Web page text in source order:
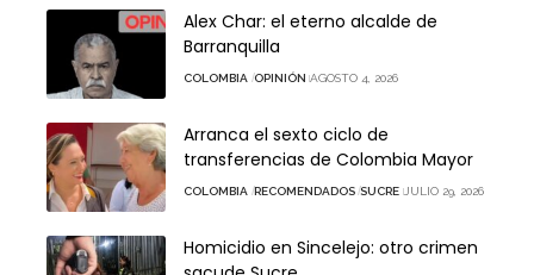
Alex Char: el eterno alcalde de
Barranquilla
COLOMBIA OPINIÓN AGOSTO 4, 2026
Arranca el sexto ciclo de
transferencias de Colombia Mayor
COLOMBIA RECOMENDADOS SUCRE JULIO 29, 2026
Homicidio en Sincelejo: otro crimen